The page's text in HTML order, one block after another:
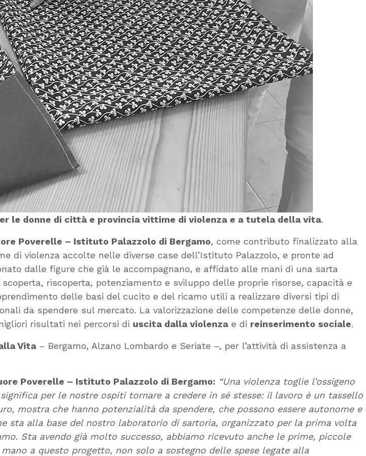
le donne di città e provincia vittime di violenza e a tutela della vita.
Poverelle – Istituto Palazzolo di Bergamo, come contributo finalizzato alla
di violenza accolte nelle diverse case dell’Istituto Palazzolo, e pronte ad
dalle figure che già le accompagnano, e affidato alle mani di una sarta
riscoperta, potenziamento e sviluppo delle proprie risorse, capacità e
delle basi del cucito e del ricamo utili a realizzare diversi tipi di
da spendere sul mercato. La valorizzazione delle competenze delle donne,
risultati nei percorsi di uscita dalla violenza e di reinserimento sociale.
Vita – Bergamo, Alzano Lombardo e Seriate –, per l’attività di assistenza a
Poverelle – Istituto Palazzolo di Bergamo: “Una violenza toglie l’ossigeno
per le nostre ospiti tornare a credere in sé stesse: il lavoro è un tassello
mostra che hanno potenzialità da spendere, che possono essere autonome e
sta alla base del nostro laboratorio di sartoria, organizzato per la prima volta
Sta avendo già molto successo, abbiamo ricevuto anche le prime, piccole
a questo progetto, non solo a sostegno delle spese legate alla